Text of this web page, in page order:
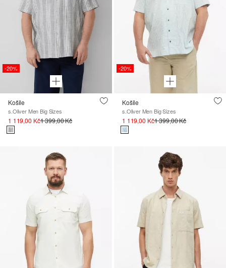
-20%
Košile
s.Oliver Men Big Sizes
1 119,00 Kč1 399,00 Kč
-20%
Košile
s.Oliver Men Big Sizes
1 119,00 Kč1 399,00 Kč